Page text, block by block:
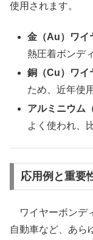
使用されます。
金（Au）ワイ
熱圧着ボンデ
銅（Cu）ワイ
ため、近年使
アルミニウム
よく使われ、
応用例と重要
ワイヤーボンデ
自動車など、あら